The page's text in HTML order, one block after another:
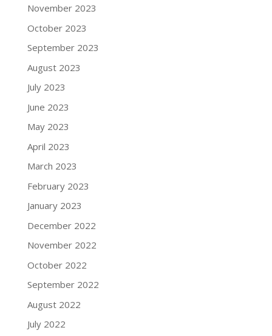
November 2023
October 2023
September 2023
August 2023
July 2023
June 2023
May 2023
April 2023
March 2023
February 2023
January 2023
December 2022
November 2022
October 2022
September 2022
August 2022
July 2022